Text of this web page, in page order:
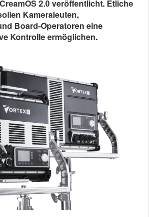
2.0 veröffentlicht. Etliche
Kameraleuten,
Board-Operatoren eine
Kontrolle ermöglichen.